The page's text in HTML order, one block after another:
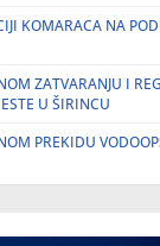
KOMARACA NA
ZATVARANJU I
U ŠIRINCU
PREKIDU